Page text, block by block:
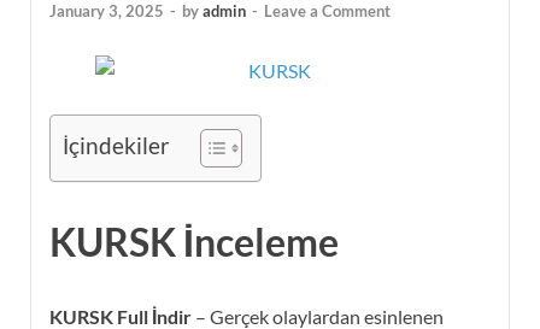
January 3, 2025 - byadmin - Leave a Comment
İçindekiler
KURSK İnceleme
KURSK Full İndir – Gerçek olaylardan esinlenen